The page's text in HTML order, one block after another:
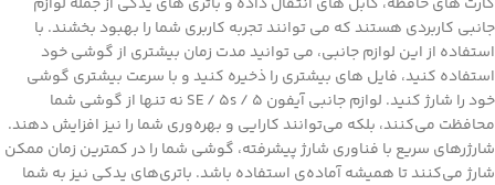
جانبی کاربردی هستند که می توانند تجربه کاربری شما را بهبود بخشند. با
استفاده از این لوازم جانبی، می توانید مدت زمان بیشتری از گوشی خود
استفاده کنید، فایل های بیشتری را ذخیره کنید و با سرعت بیشتری گوشی
خود را شارژ کنید. لوازم جانبی آیفون SE / 5s / 5 نه تنها از گوشی شما
محافظت می‌کنند، بلکه می‌توانند کارایی و بهره‌وری شما را نیز افزایش دهند.
شارژرهای سریع با فناوری شارژ پیشرفته، گوشی شما را در کمترین زمان ممکن
شارژ می‌کنند تا همیشه آماده‌ی استفاده باشد. باتری‌های یدکی نیز به شما